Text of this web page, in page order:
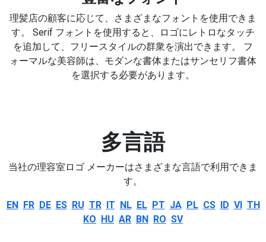
理髪店の顧客に応じて、さまざまなフォントを使用できま
す。 Serif フォントを使用すると、ロゴにレトロなタッチ
を追加して、フリースタイルの群衆を演出できます。 フ
ォーマルな美容師は、モダンな書体またはサンセリフ書体
を選択する必要があります。
多言語
当社の理容室ロゴ メーカーはさまざまな言語で利用できま
す。
EN FR DE ES RU TR IT NL EL PT JA PL CS ID VI TH
KO HU AR BN RO SV